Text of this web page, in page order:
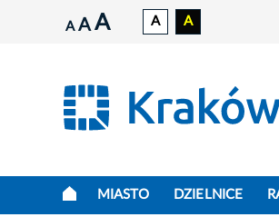
A A A A A
MIASTO DZIELNICE